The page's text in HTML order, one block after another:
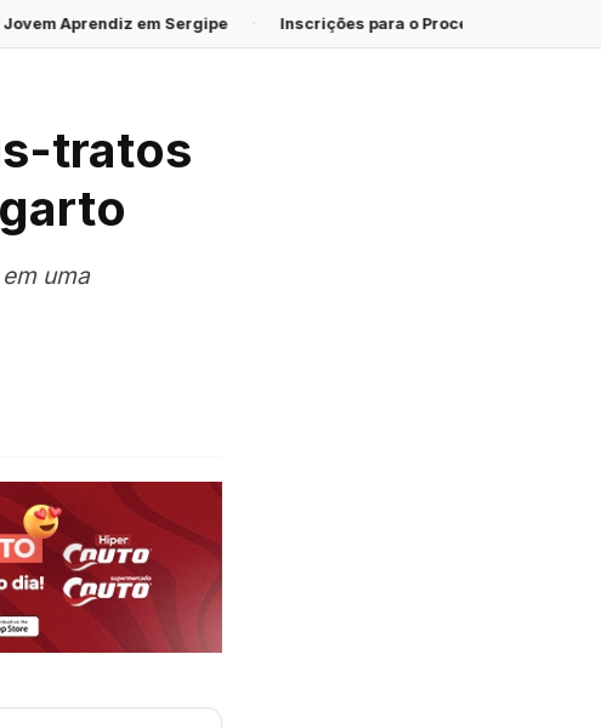
· Inscrições para o Processo Seletivo de Estagiários de Nível
tratos
uma